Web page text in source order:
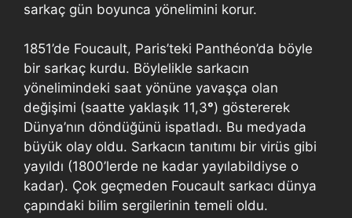
sarkaç gün boyunca yönelimini korur.
1851’de Foucault, Paris’teki Panthéon’da böyle
bir sarkaç kurdu. Böylelikle sarkacın
yönelimindeki saat yönüne yavaşça olan
değişimi (saatte yaklaşık 11,3°) göstererek
Dünya’nın döndüğünü ispatladı. Bu medyada
büyük olay oldu. Sarkacın tanıtımı bir virüs gibi
yayıldı (1800’lerde ne kadar yayılabildiyse o
kadar). Çok geçmeden Foucault sarkacı dünya
çapındaki bilim sergilerinin temeli oldu.